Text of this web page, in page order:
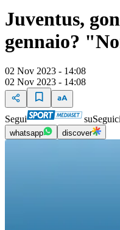
Juventus,
gennaio?
02 Nov 2023 - 14:08
02 Nov 2023 - 14:08
Segui su
whatsapp discover